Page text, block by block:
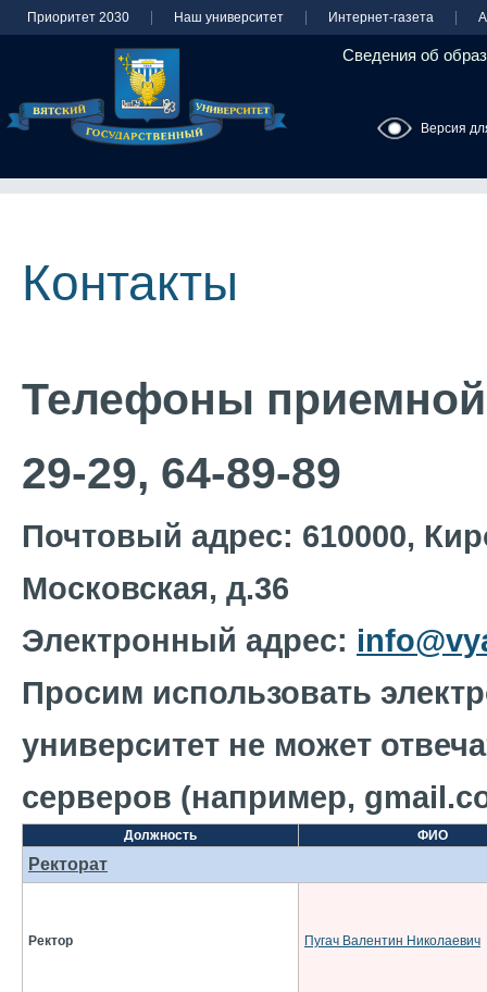
Приоритет 2030 Наш университет Интернет-газета
Сведения об
Версия
Контакты
Телефоны приемной
29-29, 64-89-89
Почтовый адрес: 610000,
Московская, д.36
Электронный адрес:
Просим использовать
университет не может
серверов (например,
Должность ФИО
Ректорат
Ректор Пугач Валентин Николаевич